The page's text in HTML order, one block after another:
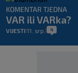
KOMENTAR TJEDNA
VAR ili VARka?
VIJESTI 11. srp. 4